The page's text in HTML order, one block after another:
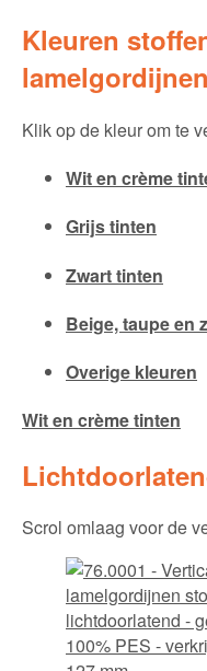
Kleuren
lamelgordijnen
Klik op de kleur om te
Wit en crème
Grijs tinten
Zwart tinten
Beige, taupe en
Overige kleuren
Wit en crème tinten
Scrol omlaag voor de